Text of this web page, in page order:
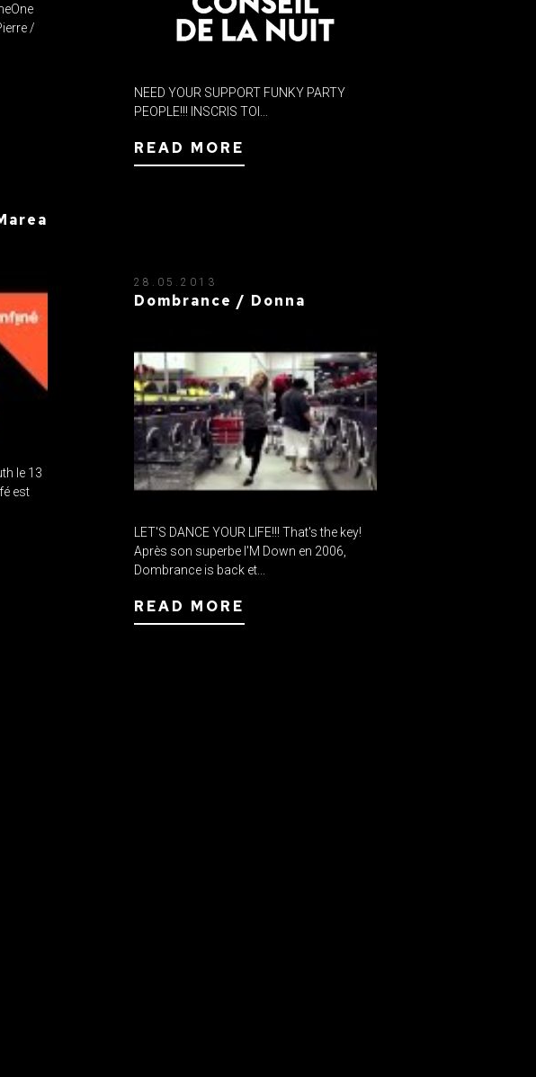
/
NEED YOUR SUPPORT FUNKY PARTY
PEOPLE!!! INSCRIS TOI...
READ MORE
le 13
est
28.05.2013
Dombrance / Donna
LET'S DANCE YOUR LIFE!!! That's the key!
Après son superbe I'M Down en 2006,
Dombrance is back et...
READ MORE